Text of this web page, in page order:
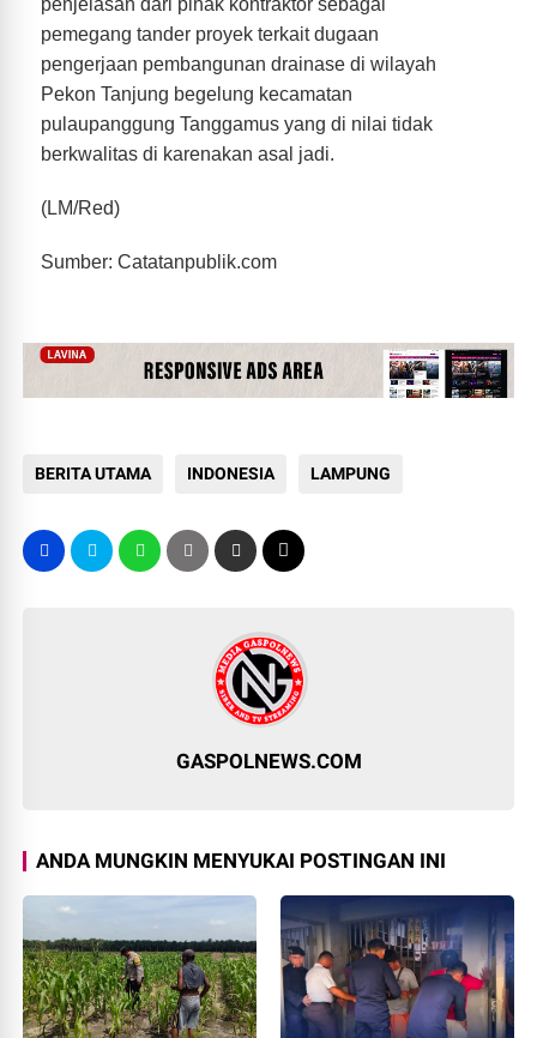
pemegang tander proyek terkait dugaan
pengerjaan pembangunan drainase di wilayah
Pekon Tanjung begelung kecamatan
pulaupanggung Tanggamus yang di nilai tidak
berkwalitas di karenakan asal jadi.
(LM/Red)
Sumber: Catatanpublik.com
BERITA UTAMA INDONESIA LAMPUNG
GASPOLNEWS.COM
ANDA MUNGKIN MENYUKAI POSTINGAN INI